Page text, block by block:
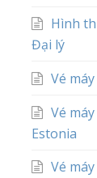
Hình
Đại lý
Vé
Vé
Estonia
Vé